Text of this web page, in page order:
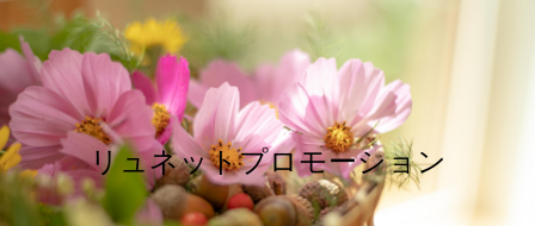
リュネットプロモーション